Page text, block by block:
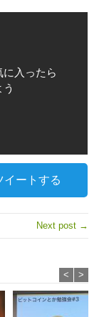
に入ったら
イートする
Next post →
< >